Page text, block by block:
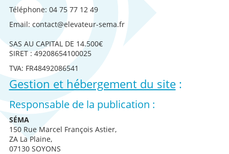
Téléphone: 04 75 77 12 49
Email: contact@elevateur-sema.fr
SAS AU CAPITAL DE 14.500€
SIRET : 49208654100025
TVA: FR48492086541
Gestion et hébergement du site:
Responsable de la publication :
SÉMA
150 Rue Marcel François Astier,
ZA La Plaine,
07130 SOYONS